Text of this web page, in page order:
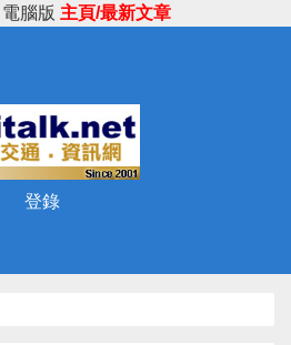
電腦版 主頁/最新文章
登錄